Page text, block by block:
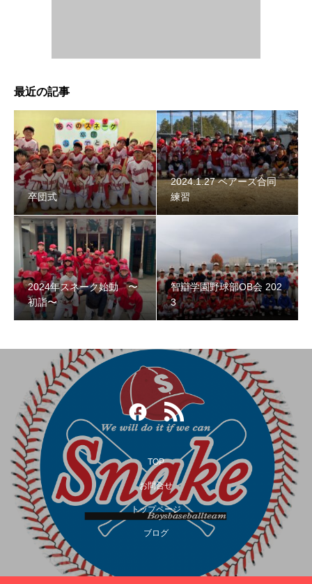
智辯学園野球部OB会 2023
第３回阿倍野スネークOB野球大会
最近の記事
卒団式
2024.1.27 ベアーズ合同
練習
2024年スネーク始動 〜
初詣〜
智辯学園野球部OB会 202
3
TOP
お問合せ
トップページ
ブログ